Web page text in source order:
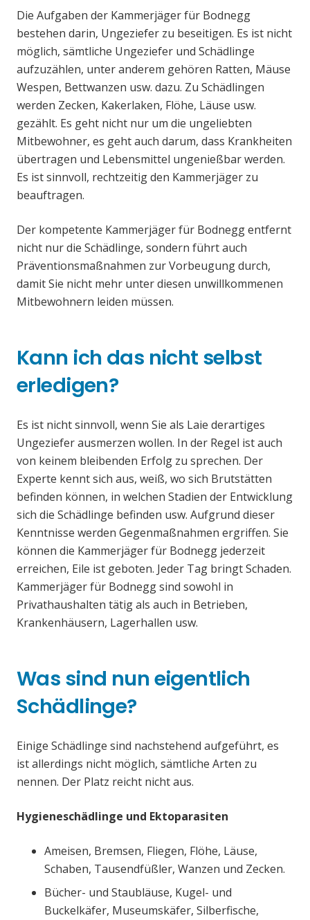
Die Aufgaben der Kammerjäger für Bodnegg
bestehen darin, Ungeziefer zu beseitigen. Es ist nicht
möglich, sämtliche Ungeziefer und Schädlinge
aufzuzählen, unter anderem gehören Ratten, Mäuse
Wespen, Bettwanzen usw. dazu. Zu Schädlingen
werden Zecken, Kakerlaken, Flöhe, Läuse usw.
gezählt. Es geht nicht nur um die ungeliebten
Mitbewohner, es geht auch darum, dass Krankheiten
übertragen und Lebensmittel ungenießbar werden.
Es ist sinnvoll, rechtzeitig den Kammerjäger zu
beauftragen.
Der kompetente Kammerjäger für Bodnegg entfernt
nicht nur die Schädlinge, sondern führt auch
Präventionsmaßnahmen zur Vorbeugung durch,
damit Sie nicht mehr unter diesen unwillkommenen
Mitbewohnern leiden müssen.
Kann ich das nicht selbst
erledigen?
Es ist nicht sinnvoll, wenn Sie als Laie derartiges
Ungeziefer ausmerzen wollen. In der Regel ist auch
von keinem bleibenden Erfolg zu sprechen. Der
Experte kennt sich aus, weiß, wo sich Brutstätten
befinden können, in welchen Stadien der Entwicklung
sich die Schädlinge befinden usw. Aufgrund dieser
Kenntnisse werden Gegenmaßnahmen ergriffen. Sie
können die Kammerjäger für Bodnegg jederzeit
erreichen, Eile ist geboten. Jeder Tag bringt Schaden.
Kammerjäger für Bodnegg sind sowohl in
Privathaushalten tätig als auch in Betrieben,
Krankenhäusern, Lagerhallen usw.
Was sind nun eigentlich
Schädlinge?
Einige Schädlinge sind nachstehend aufgeführt, es
ist allerdings nicht möglich, sämtliche Arten zu
nennen. Der Platz reicht nicht aus.
Hygieneschädlinge und Ektoparasiten
Ameisen, Bremsen, Fliegen, Flöhe, Läuse,
Schaben, Tausendfüßler, Wanzen und Zecken.
Bücher- und Staubläuse, Kugel- und
Buckelkäfer, Museumskäfer, Silberfische,